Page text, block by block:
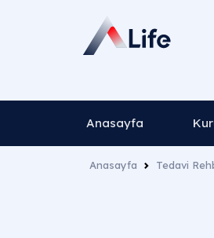
Anasayfa
Anasayfa Tedavi